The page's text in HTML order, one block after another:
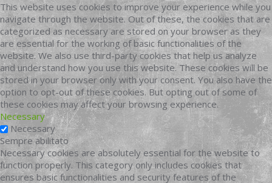
This website uses cookies to improve your experience while you
navigate through the website. Out of these, the cookies that are
categorized as necessary are stored on your browser as they
are essential for the working of basic functionalities of the
website. We also use third-party cookies that help us analyze
and understand how you use this website. These cookies will be
stored in your browser only with your consent. You also have the
option to opt-out of these cookies. But opting out of some of
these cookies may affect your browsing experience.
Necessary
Necessary
Sempre abilitato
Necessary cookies are absolutely essential for the website to
function properly. This category only includes cookies that
ensures basic functionalities and security features of the